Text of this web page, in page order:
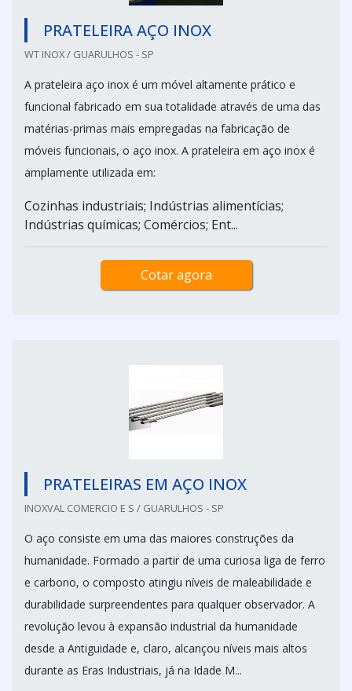
PRATELEIRA AÇO INOX
WT INOX / GUARULHOS - SP
A prateleira aço inox é um móvel altamente prático e
funcional fabricado em sua totalidade através de uma das
matérias-primas mais empregadas na fabricação de
móveis funcionais, o aço inox. A prateleira em aço inox é
amplamente utilizada em:
Cozinhas industriais; Indústrias alimentícias;
Indústrias químicas; Comércios; Ent...
Cotar agora
PRATELEIRAS EM AÇO INOX
INOXVAL COMERCIO E S / GUARULHOS - SP
O aço consiste em uma das maiores construções da
humanidade. Formado a partir de uma curiosa liga de ferro
e carbono, o composto atingiu níveis de maleabilidade e
durabilidade surpreendentes para qualquer observador. A
revolução levou à expansão industrial da humanidade
desde a Antiguidade e, claro, alcançou níveis mais altos
durante as Eras Industriais, já na Idade M...